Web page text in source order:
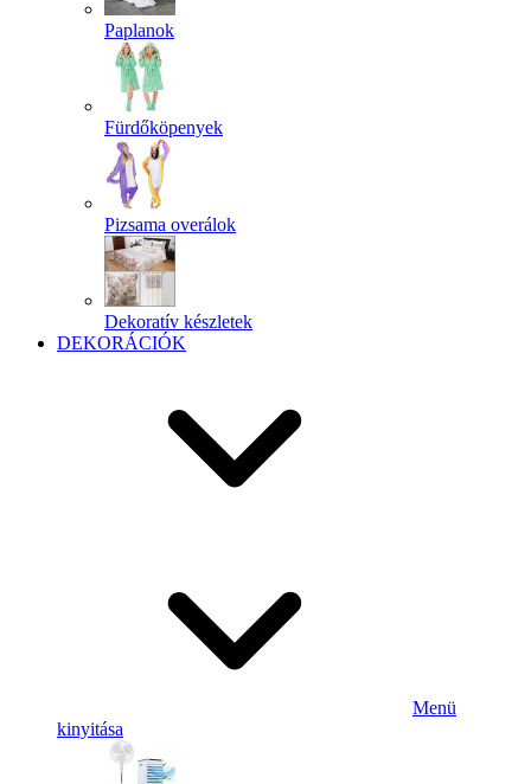
Paplanok
Fürdőköpenyek
Pizsama overálok
Dekoratív készletek
DEKORÁCIÓK
Menü
kinyitása